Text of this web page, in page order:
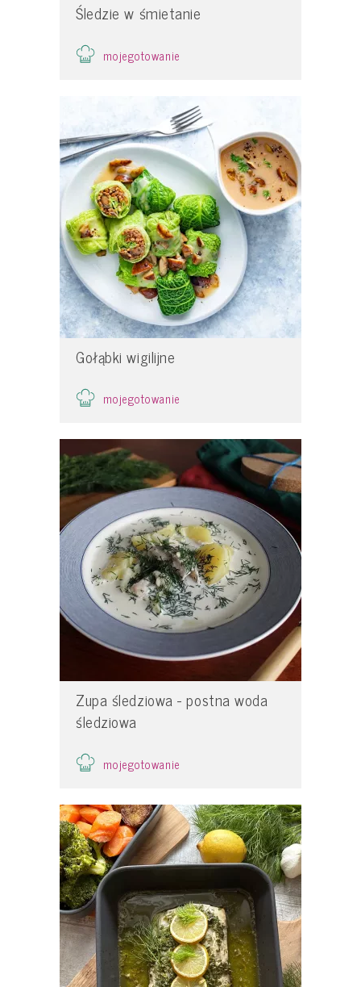
Śledzie w śmietanie
mojegotowanie
Gołąbki wigilijne
mojegotowanie
Zupa śledziowa - postna woda
śledziowa
mojegotowanie